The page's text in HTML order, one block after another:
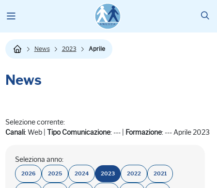
News 2023 Aprile
News
Selezione corrente:
Canali: Web | Tipo Comunicazione: --- | Formazione: --- Aprile 2023
Seleziona anno:
2026 2025 2024 2023 2022 2021